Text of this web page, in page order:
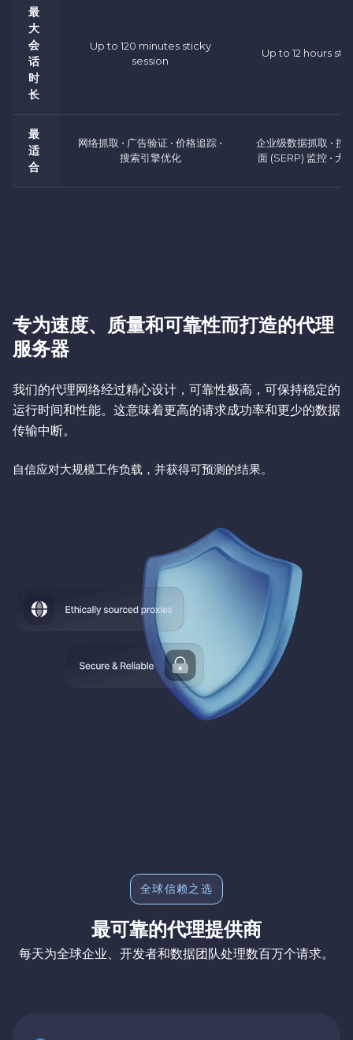
最
大
会
话
时
长
Up to 120 minutes sticky
session
Up to 12 hours
最
适
合
网络抓取 • 广告验证 • 价格追踪 •
搜索引擎优化
企业级数据抓取 • 搜
面 (SERP) 监控 • 大
专为速度、质量和可靠性而打造的代理
服务器
我们的代理网络经过精心设计，可靠性极高，可保持稳定的
运行时间和性能。这意味着更高的请求成功率和更少的数据
传输中断。
自信应对大规模工作负载，并获得可预测的结果。
全球信赖之选
最可靠的代理提供商
每天为全球企业、开发者和数据团队处理数百万个请求。